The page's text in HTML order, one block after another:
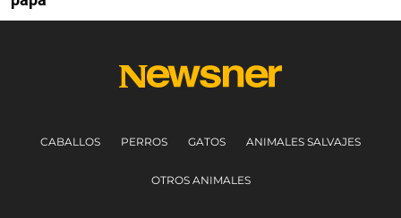
CABALLOS PERROS GATOS ANIMALES SALVAJES
OTROS ANIMALES